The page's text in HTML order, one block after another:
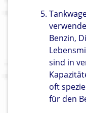
Benzin,
sind in
oft
für den